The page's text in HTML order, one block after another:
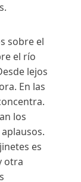
sobre el
el río
lejos
En las
los
es
otra